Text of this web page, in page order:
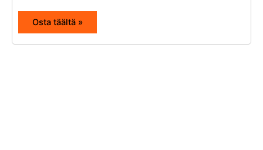
Osta täältä »